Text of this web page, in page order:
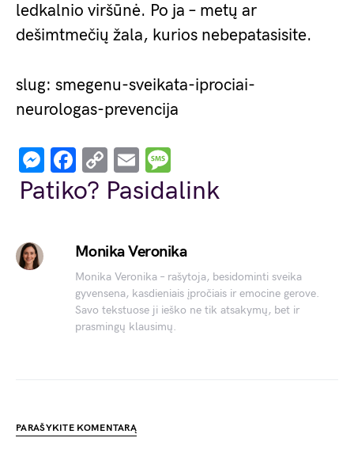
ledkalnio viršūnė. Po ja – metų ar
dešimtmečių žala, kurios nebepatasisite.
slug: smegenu-sveikata-iprociai-
neurologas-prevencija
Messenger
Facebook
Copy
Link
Email
Patiko? Pasidalink
Monika Veronika
Monika Veronika – rašytoja, besidominti sveika
gyvensena, kasdieniais įpročiais ir emocine gerove.
Savo tekstuose ji ieško ne tik atsakymų, bet ir
prasmingų klausimų.
PARAŠYKITE KOMENTARĄ